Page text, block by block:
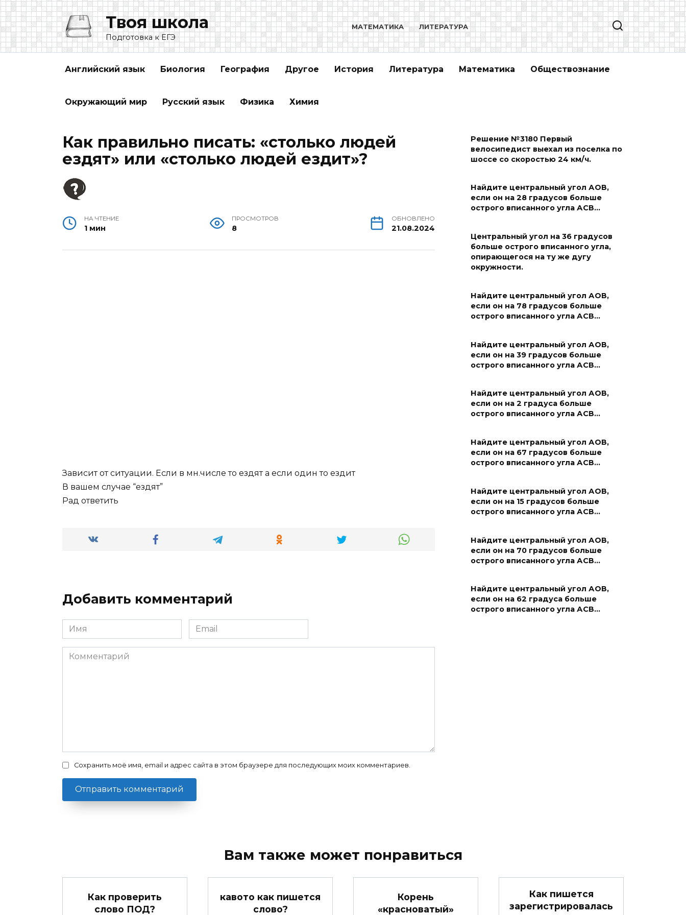
Перейти
к
содержанию
Твоя школа
Подготовка к ЕГЭ
МАТЕМАТИКА ЛИТЕРАТУРА
Английский язык Биология География Другое История Литература Математика Обществознание
Окружающий мир Русский язык Физика Химия
Как правильно писать: «столько людей
ездят» или «столько людей ездит»?
НА ЧТЕНИЕ
1 мин
ПРОСМОТРОВ
8
ОБНОВЛЕНО
21.08.2024
Зависит от ситуации. Если в мн.числе то ездят а если один то ездит
В вашем случае “ездят”
Рад ответить
Добавить комментарий
Имя
*
Email
*
Комментарий
Сохранить моё имя, email и адрес сайта в этом браузере для последующих моих комментариев.
Решение №3180 Первый
велосипедист выехал из поселка по
шоссе со скоростью 24 км/ч.
Найдите центральный угол АОВ,
если он на 28 градусов больше
острого вписанного угла АСВ…
Центральный угол на 36 градусов
больше острого вписанного угла,
опирающегося на ту же дугу
окружности.
Найдите центральный угол АОВ,
если он на 78 градусов больше
острого вписанного угла АСВ…
Найдите центральный угол АОВ,
если он на 39 градусов больше
острого вписанного угла АСВ…
Найдите центральный угол АОВ,
если он на 2 градуса больше
острого вписанного угла АСВ…
Найдите центральный угол АОВ,
если он на 67 градусов больше
острого вписанного угла АСВ…
Найдите центральный угол АОВ,
если он на 15 градусов больше
острого вписанного угла АСВ…
Найдите центральный угол АОВ,
если он на 70 градусов больше
острого вписанного угла АСВ…
Найдите центральный угол АОВ,
если он на 62 градуса больше
острого вписанного угла АСВ…
Вам также может понравиться
Как проверить
слово ПОД?
кавото как пишется
слово?
Корень
«красноватый»
Как пишется
зарегистрировалась